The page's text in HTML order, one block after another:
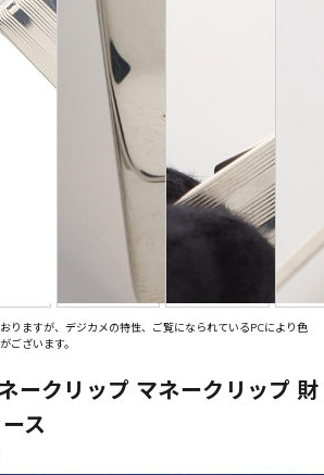
りますが、デジカメの特性、ご覧になられているPCにより色
ございます。
ークリップ マネークリップ 財
ス